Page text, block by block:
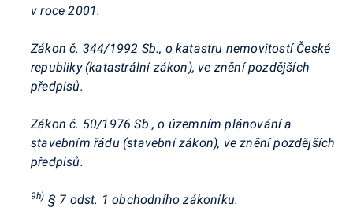
v roce 2001.
Zákon č. 344/1992 Sb., o katastru nemovitostí České
republiky (katastrální zákon), ve znění pozdějších
předpisů.
Zákon č. 50/1976 Sb., o územním plánování a
stavebním řádu (stavební zákon), ve znění pozdějších
předpisů.
9h) § 7 odst. 1 obchodního zákoníku.